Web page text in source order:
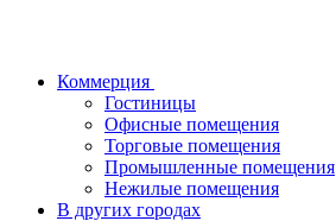
Коммерция
Гостиницы
Офисные помещения
Торговые помещения
Промышленные помещения
Нежилые помещения
В других городах